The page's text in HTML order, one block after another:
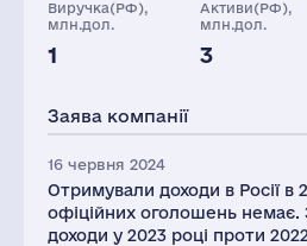
Виручка(РФ),
млн.дол.
1
Активи(РФ),
млн.дол.
3
45
Заява компанії
16 червня 2024
Отримували доходи в Росії в
офіційних оголошень немає.
доходи у 2023 році проти